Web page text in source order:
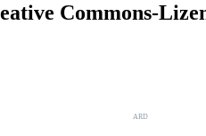
Commons-
ARD